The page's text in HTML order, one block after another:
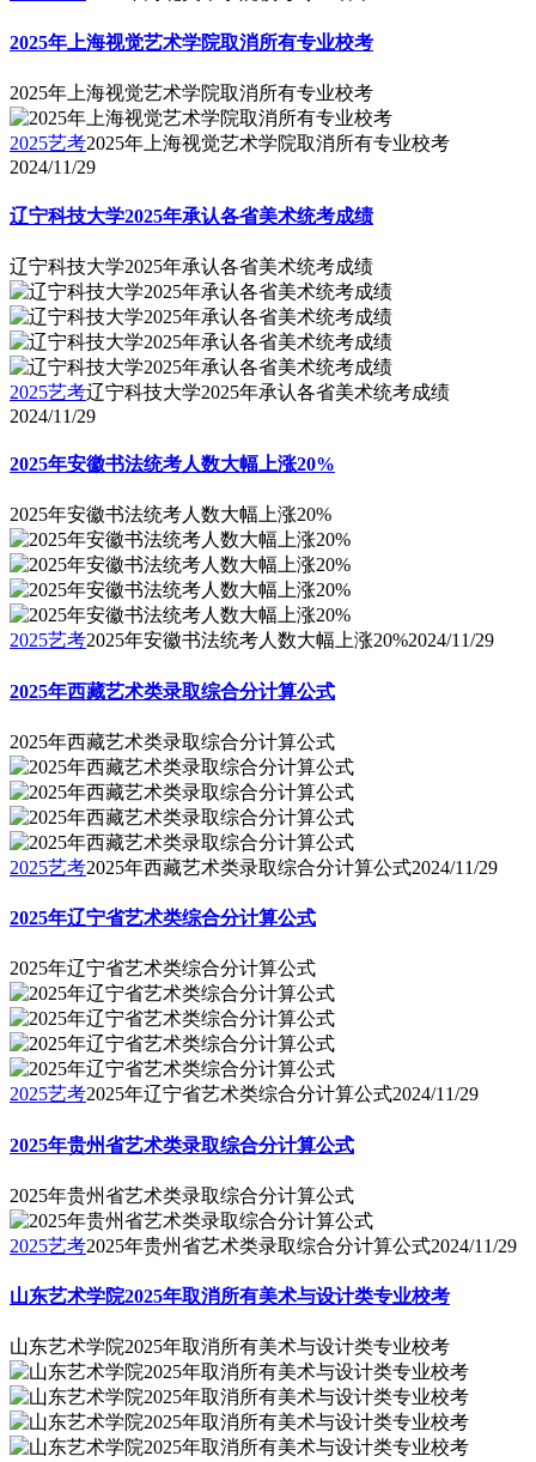
2025年上海视觉艺术学院取消所有专业校考
2025年上海视觉艺术学院取消所有专业校考
2025艺考2025年上海视觉艺术学院取消所有专业校考
2024/11/29
辽宁科技大学2025年承认各省美术统考成绩
辽宁科技大学2025年承认各省美术统考成绩
2025艺考辽宁科技大学2025年承认各省美术统考成绩
2024/11/29
2025年安徽书法统考人数大幅上涨20%
2025年安徽书法统考人数大幅上涨20%
2025艺考2025年安徽书法统考人数大幅上涨20%2024/11/29
2025年西藏艺术类录取综合分计算公式
2025年西藏艺术类录取综合分计算公式
2025艺考2025年西藏艺术类录取综合分计算公式2024/11/29
2025年辽宁省艺术类综合分计算公式
2025年辽宁省艺术类综合分计算公式
2025艺考2025年辽宁省艺术类综合分计算公式2024/11/29
2025年贵州省艺术类录取综合分计算公式
2025年贵州省艺术类录取综合分计算公式
2025艺考2025年贵州省艺术类录取综合分计算公式2024/11/29
山东艺术学院2025年取消所有美术与设计类专业校考
山东艺术学院2025年取消所有美术与设计类专业校考